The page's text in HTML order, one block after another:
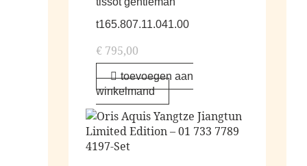
t165.807.11.041.00
€ 795,00
toevoegen aan
winkelmand